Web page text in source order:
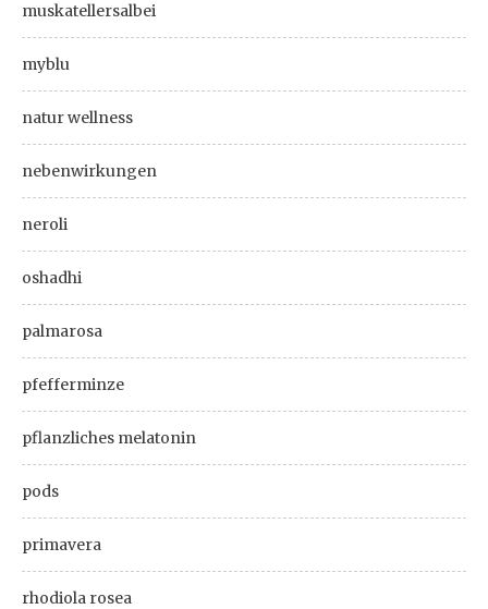
muskatellersalbei
myblu
natur wellness
nebenwirkungen
neroli
oshadhi
palmarosa
pfefferminze
pflanzliches melatonin
pods
primavera
rhodiola rosea